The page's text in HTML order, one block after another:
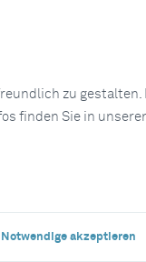
zu
finden Sie in
Notwendige akzeptieren